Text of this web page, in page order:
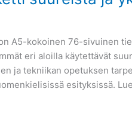
A5-kokoinen 76-sivuinen
eri aloilla käytettävät
ja tekniikan opetuksen
esityksissä.